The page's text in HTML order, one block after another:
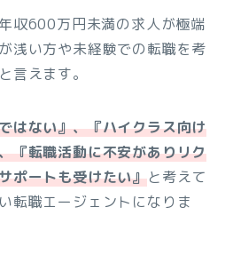
収600万円未満の求人が極端
浅い方や未経験での転職を考
言えます。
はない』、『ハイクラス向け
『転職活動に不安がありリク
ポートも受けたい』と考えて
転職エージェントになりま